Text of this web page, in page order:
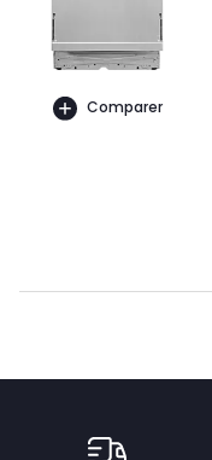
Comparer